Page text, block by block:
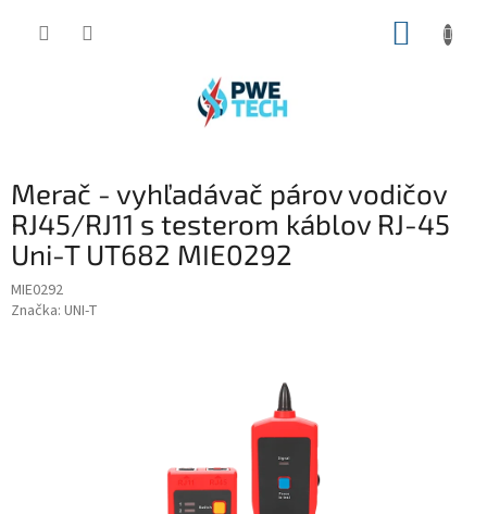
Merač - vyhľadávač párov vodičov
RJ45/RJ11 s testerom káblov RJ-45
Uni-T UT682 MIE0292
MIE0292
Značka: UNI-T